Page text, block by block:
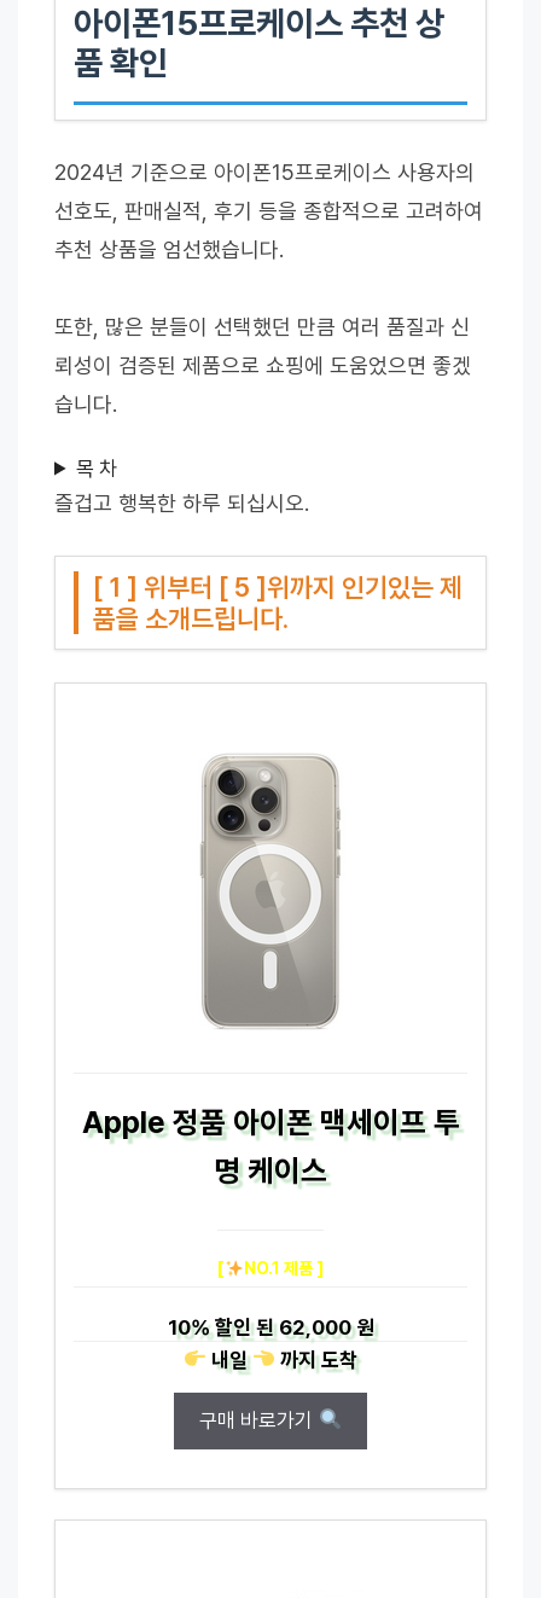
아이폰15프로케이스 추천 상
품 확인
2024년 기준으로 아이폰15프로케이스 사용자의
선호도, 판매실적, 후기 등을 종합적으로 고려하여
추천 상품을 엄선했습니다.
또한, 많은 분들이 선택했던 만큼 여러 품질과 신
뢰성이 검증된 제품으로 쇼핑에 도움었으면 좋겠
습니다.
목 차
즐겁고 행복한 하루 되십시오.
[ 1 ] 위부터 [ 5 ]위까지 인기있는 제
품을 소개드립니다.
Apple 정품 아이폰 맥세이프 투
명 케이스
[ NO.1 제품 ]
10%할인 된62,000 원
내일
까지도착
구매 바로가기